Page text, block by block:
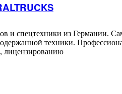
и спецтехники из Германии.
техники.
лицензированию